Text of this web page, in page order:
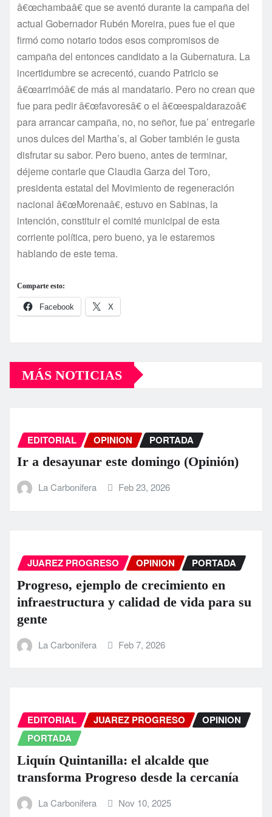
â€œchambaâ€ que se aventó durante la campaña del
actual Gobernador Rubén Moreira, pues fue el que
firmó como notario todos esos compromisos de
campaña del entonces candidato a la Gubernatura. La
incertidumbre se acrecentó, cuando Patricio se
â€œarrimóâ€ de más al mandatario. Pero no crean que
fue para pedir â€œfavoresâ€ o el â€œespaldarazoâ€
para arrancar campaña, no, no señor, fue pa’ entregarle
unos dulces del Martha’s, al Gober también le gusta
disfrutar su sabor. Pero bueno, antes de terminar,
déjeme contarle que Claudia Garza del Toro,
presidenta estatal del Movimiento de regeneración
nacional â€œMorenaâ€, estuvo en Sabinas, la
intención, constituir el comité municipal de esta
corriente polí­tica, pero bueno, ya le estaremos
hablando de este tema.
Comparte esto:
Facebook X
MÁS NOTICIAS
EDITORIAL OPINION PORTADA
Ir a desayunar este domingo (Opinión)
La Carbonifera Feb 23, 2026
JUAREZ PROGRESO OPINION PORTADA
Progreso, ejemplo de crecimiento en
infraestructura y calidad de vida para su
gente
La Carbonifera Feb 7, 2026
EDITORIAL JUAREZ PROGRESO
OPINION
PORTADA
Liquín Quintanilla: el alcalde que
transforma Progreso desde la cercanía
La Carbonifera Nov 10, 2025